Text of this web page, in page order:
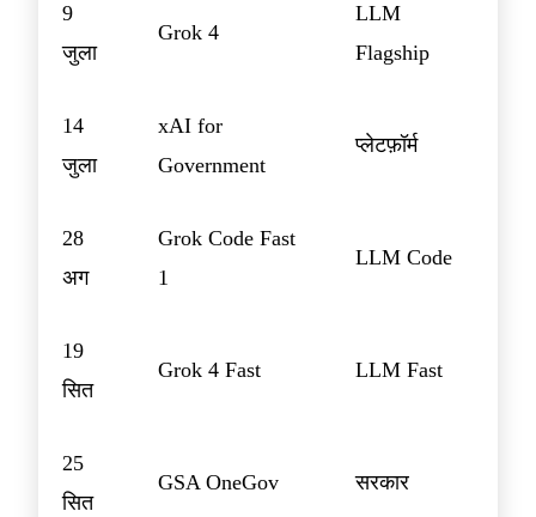
9
जुला
Grok 4
LLM
Flagship
14
जुला
xAI for
Government
प्लेटफ़ॉर्म
28
अग
Grok Code Fast
1
LLM Code
19
सित
Grok 4 Fast LLM Fast
25
सित
GSA OneGov सरकार